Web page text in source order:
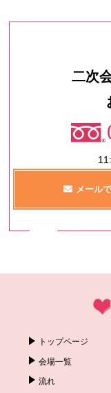
二次
メール
トップページ
会場一覧
流れ